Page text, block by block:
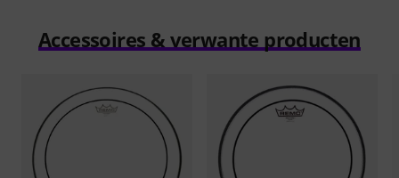
Accessoires & verwante producten